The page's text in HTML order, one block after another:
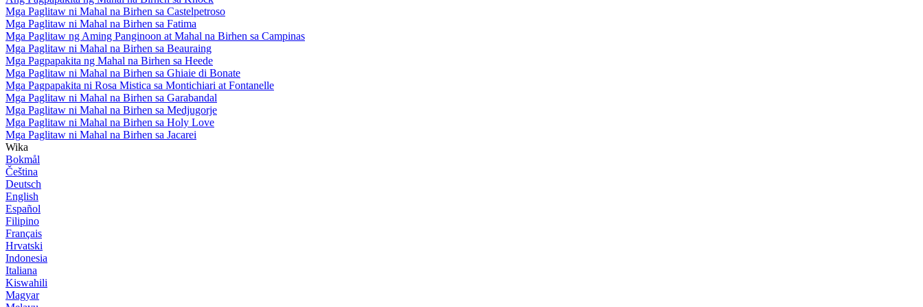
Mga Paglitaw ni Mahal na Birhen sa Castelpetroso
Mga Paglitaw ni Mahal na Birhen sa Fatima
Mga Paglitaw ng Aming Panginoon at Mahal na Birhen sa Campinas
Mga Paglitaw ni Mahal na Birhen sa Beauraing
Mga Pagpapakita ng Mahal na Birhen sa Heede
Mga Paglitaw ni Mahal na Birhen sa Ghiaie di Bonate
Mga Pagpapakita ni Rosa Mistica sa Montichiari at Fontanelle
Mga Paglitaw ni Mahal na Birhen sa Garabandal
Mga Paglitaw ni Mahal na Birhen sa Medjugorje
Mga Paglitaw ni Mahal na Birhen sa Holy Love
Mga Paglitaw ni Mahal na Birhen sa Jacarei
Wika
Bokmål
Čeština
Deutsch
English
Español
Filipino
Français
Hrvatski
Indonesia
Italiana
Kiswahili
Magyar